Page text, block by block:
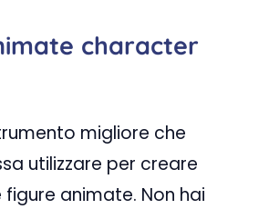
character
migliore che
utilizzare per creare
animate. Non hai